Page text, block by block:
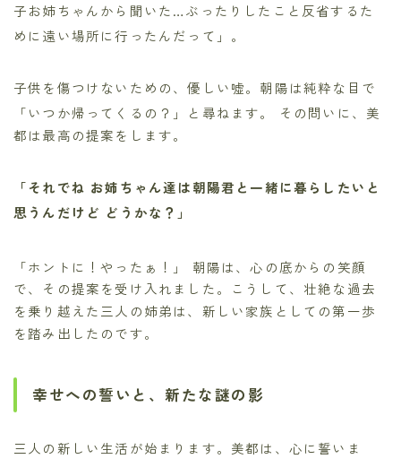
子お姉ちゃんから聞いた…ぶったりしたこと反省するた
めに遠い場所に行ったんだって」。
子供を傷つけないための、優しい嘘。朝陽は純粋な目で
「いつか帰ってくるの？」と尋ねます。
その問いに、美
都は最高の提案をします。
「それでね お姉ちゃん達は朝陽君と一緒に暮らしたいと
思うんだけど どうかな？」
「ホントに！やったぁ！」 朝陽は、心の底からの笑顔
で、その提案を受け入れました。こうして、壮絶な過去
を乗り越えた三人の姉弟は、新しい家族としての第一歩
を踏み出したのです。
幸せへの誓いと、新たな謎の影
三人の新しい生活が始まります。美都は、心に誓いま